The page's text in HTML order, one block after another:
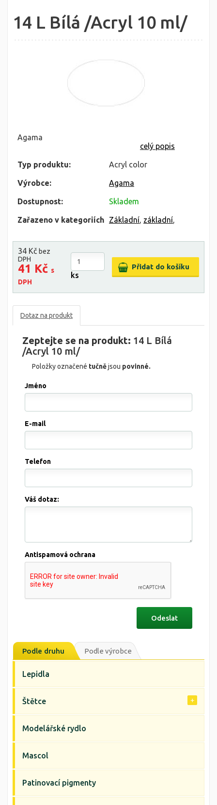
14 L Bílá /Acryl 10 ml/
Agama
celý popis
Typ produktu: Acryl color
Výrobce: Agama
Dostupnost: Skladem
Zařazeno v kategoriích Základní, základní,
34 Kč bez
DPH
41 Kč s
DPH
ks
Dotaz na produkt
Zeptejte se na produkt: 14 L Bílá
/Acryl 10 ml/
Položky označené tučnějsou povinné.
Jméno
E-mail
Telefon
Váš dotaz:
Antispamová ochrana
Podle druhu Podle výrobce
Lepidla
Štětce
Modelářské rydlo
Mascol
Patinovací pigmenty